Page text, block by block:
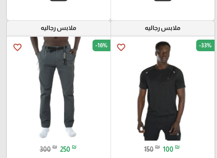
ملابس رجاليه
favorite_border -33%
150 ₪ 100 ₪
ملابس رجاليه
favorite_border -16%
300 ₪ 250 ₪